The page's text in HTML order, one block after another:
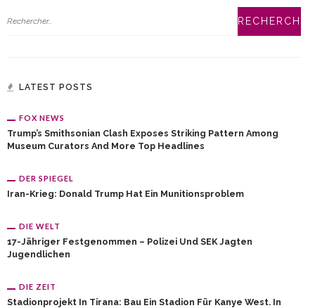
LATEST POSTS
FOX NEWS
Trump’s Smithsonian Clash Exposes Striking Pattern Among
Museum Curators And More Top Headlines
DER SPIEGEL
Iran-Krieg: Donald Trump Hat Ein Munitionsproblem
DIE WELT
17-Jähriger Festgenommen – Polizei Und SEK Jagten
Jugendlichen
DIE ZEIT
Stadionprojekt In Tirana: Bau Ein Stadion Für Kanye West. In